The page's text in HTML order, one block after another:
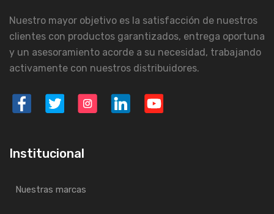
Nuestro mayor objetivo es la satisfacción de nuestros
clientes con productos garantizados, entrega oportuna
y un asesoramiento acorde a su necesidad, trabajando
activamente con nuestros distribuidores.
Institucional
Nuestras marcas